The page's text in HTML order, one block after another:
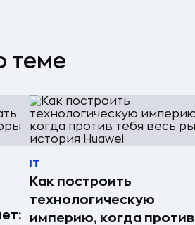
теме
IT
Как построить
технологическую
империю, когда против